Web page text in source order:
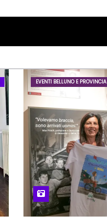
EVENTI BELLUNO E PROVINCIA